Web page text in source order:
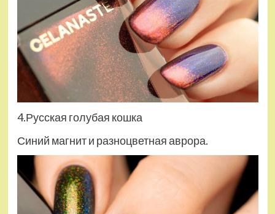
4.Русская голубая кошка
Синий магнит и разноцветная аврора.